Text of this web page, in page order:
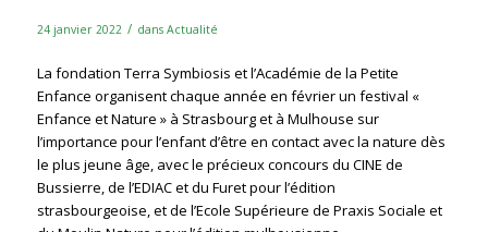
24 janvier 2022 / dans Actualité
La fondation Terra Symbiosis et l’Académie de la Petite
Enfance organisent chaque année en février un festival «
Enfance et Nature » à Strasbourg et à Mulhouse sur
l’importance pour l’enfant d’être en contact avec la nature dès
le plus jeune âge, avec le précieux concours du CINE de
Bussierre, de l’EDIAC et du Furet pour l’édition
strasbourgeoise, et de l’Ecole Supérieure de Praxis Sociale et